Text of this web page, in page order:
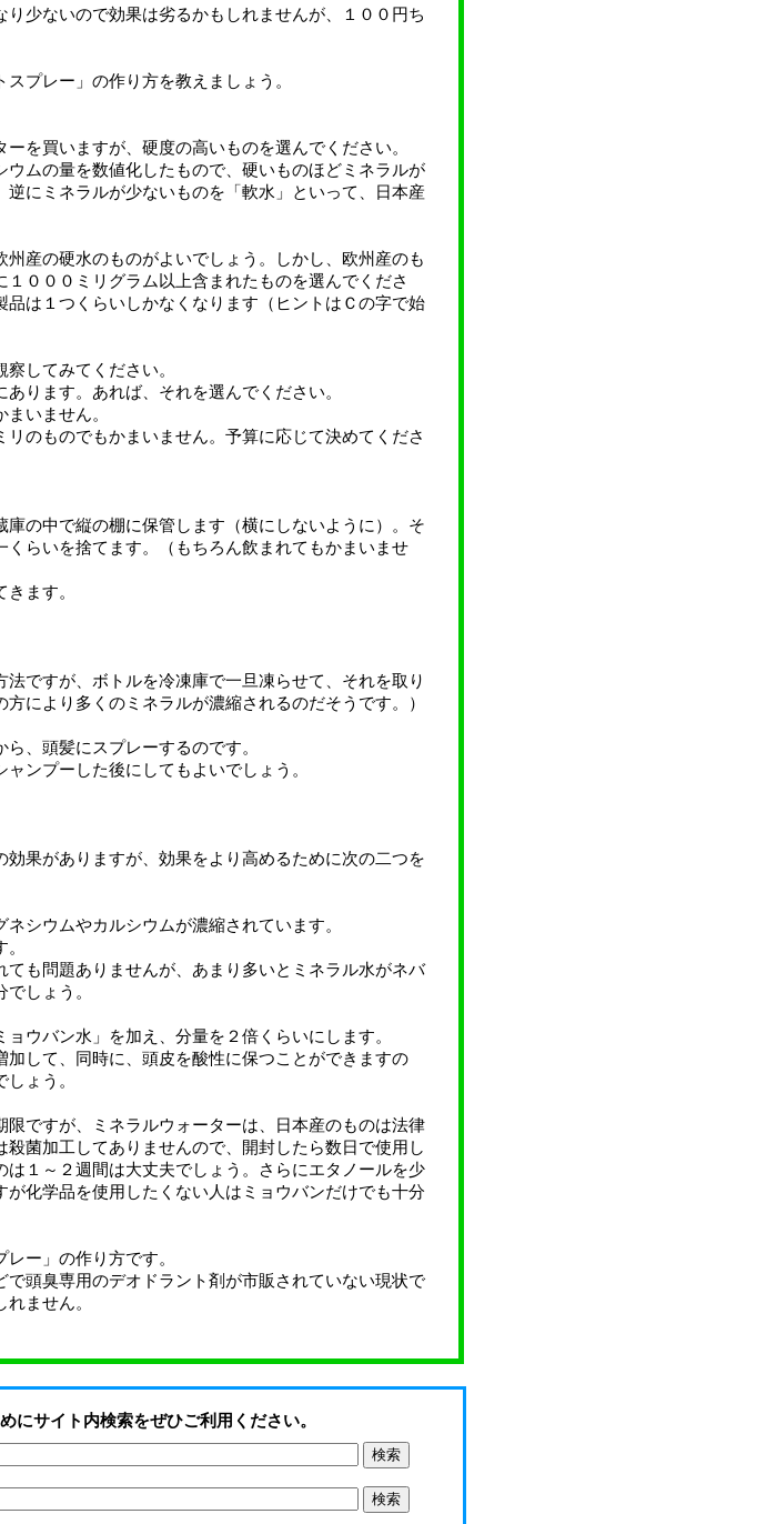
少ないので効果は劣るかもしれませんが、１００円ち
プレー」の作り方を教えましょう。
を買いますが、硬度の高いものを選んでください。
ムの量を数値化したもので、硬いものほどミネラルが
にミネラルが少ないものを「軟水」といって、日本産
産の硬水のものがよいでしょう。しかし、欧州産のも
０００ミリグラム以上含まれたものを選んでくださ
は１つくらいしかなくなります（ヒントはＣの字で始
してみてください。
ります。あれば、それを選んでください。
いません。
のものでもかまいません。予算に応じて決めてくださ
の中で縦の棚に保管します（横にしないように）。そ
らいを捨てます。（もちろん飲まれてもかまいませ
ます。
ですが、ボトルを冷凍庫で一旦凍らせて、それを取り
により多くのミネラルが濃縮されるのだそうです。）
、頭髪にスプレーするのです。
ンプーした後にしてもよいでしょう。
果がありますが、効果をより高めるために次の二つを
シウムやカルシウムが濃縮されています。
も問題ありませんが、あまり多いとミネラル水がネバ
しょう。
ウバン水」を加え、分量を２倍くらいにします。
して、同時に、頭皮を酸性に保つことができますの
ょう。
ですが、ミネラルウォーターは、日本産のものは法律
菌加工してありませんので、開封したら数日で使用し
１～２週間は大丈夫でしょう。さらにエタノールを少
化学品を使用したくない人はミョウバンだけでも十分
ー」の作り方です。
頭臭専用のデオドラント剤が市販されていない現状で
ません。
にサイト内検索をぜひご利用ください。